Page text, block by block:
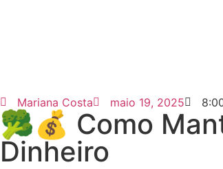
Mariana Costa maio 19, 2025
🥦💰 Como
Dinheiro